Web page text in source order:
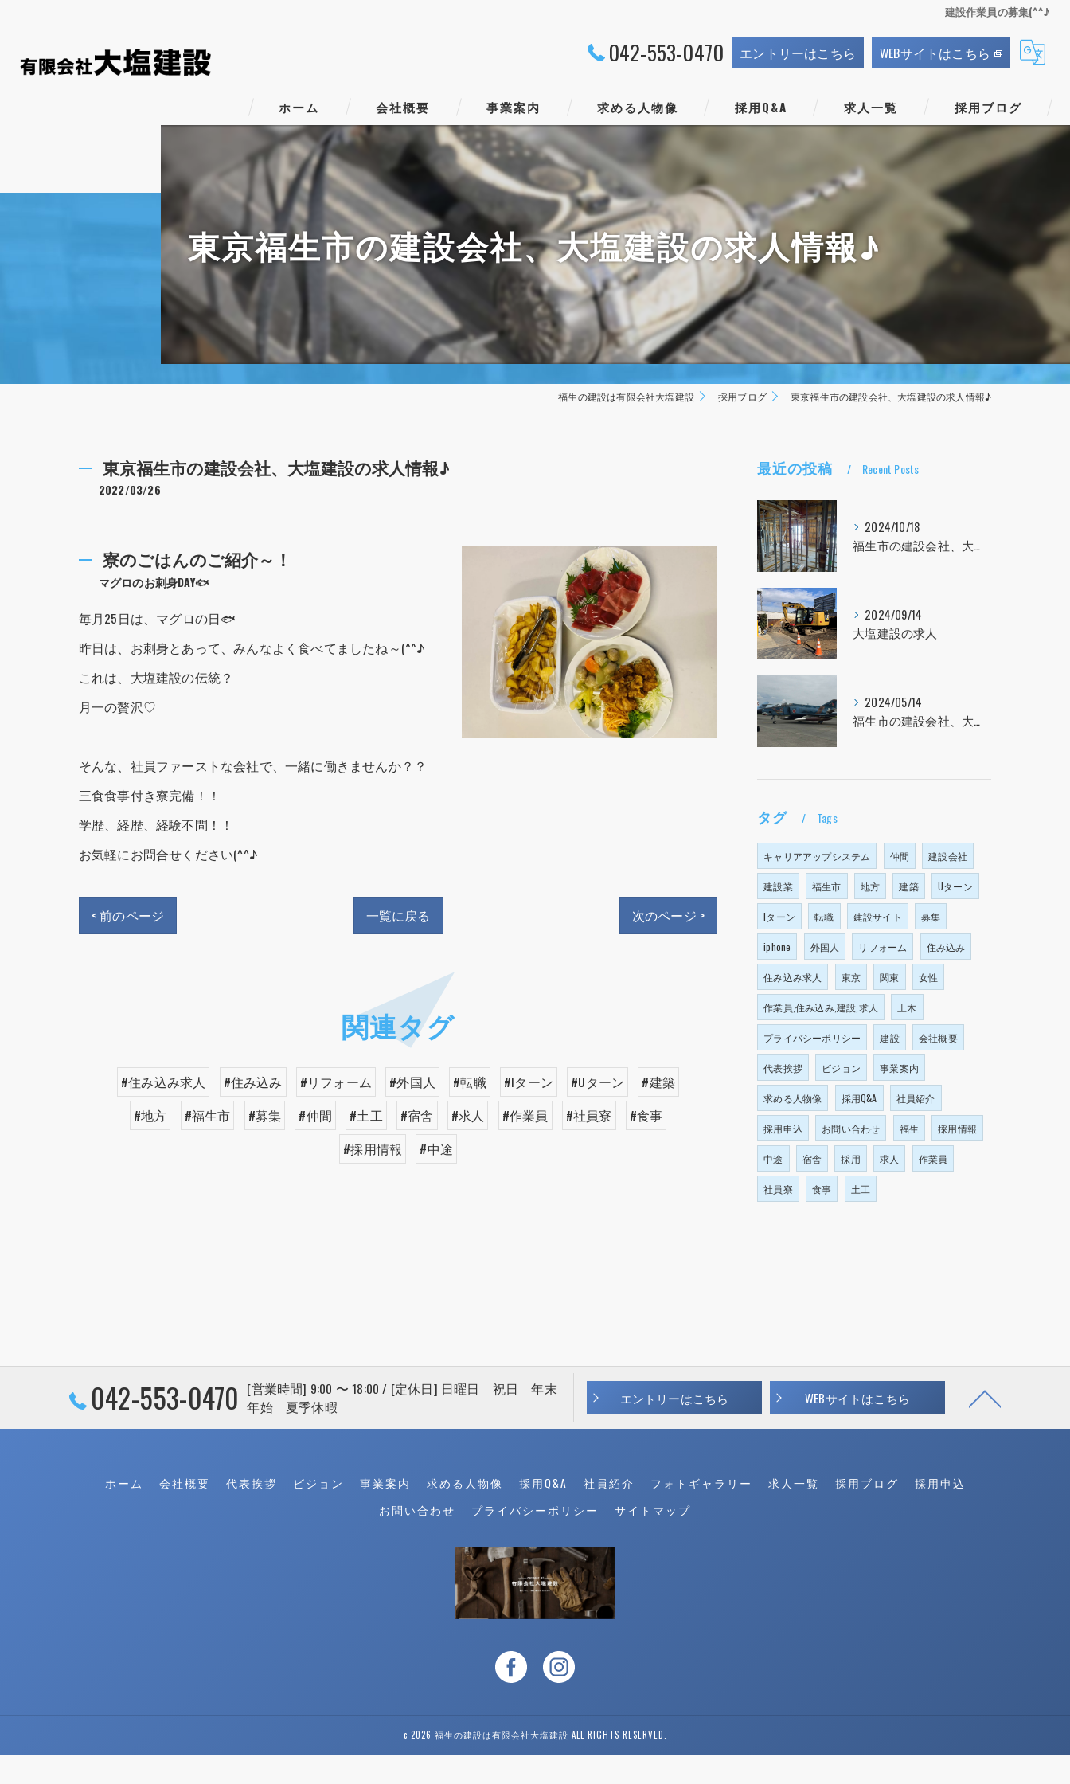
建設作業員の募集(^^♪
042-553-0470 エントリーはこちら WEBサイトはこちら
ホーム 会社概要
代表挨拶
ビジョン
事業案内 求める人物像 採用Q&A 求人一覧 採用ブログ
東京福生市の建設会社、大塩建設の求人情報♪
福生の建設は有限会社大塩建設 採用ブログ 東京福生市の建設会社、大塩建設の求人情報♪
東京福生市の建設会社、大塩建設の求人情報♪
2022/03/26
寮のごはんのご紹介～！
マグロのお刺身DAY🐟
毎月25日は、マグロの日🐟
昨日は、お刺身とあって、みんなよく食べてましたね～(^^♪
これは、大塩建設の伝統？
月一の贅沢♡
そんな、社員ファーストな会社で、一緒に働きませんか？？
三食食事付き寮完備！！
学歴、経歴、経験不問！！
お気軽にお問合せください(^^♪
< 前のページ 一覧に戻る 次のページ >
関連タグ
#住み込み求人 #住み込み #リフォーム #外国人 #転職 #Iターン #Uターン
#建築
#地方
#福生市 #募集 #仲間 #土工 #宿舎 #求人 #作業員 #社員寮
#食事
#採用情報
#中途
最近の投稿 Recent Posts
2024/10/18
福生市の建設会社、大塩建設の求人！！！
2024/09/14
大塩建設の求人
2024/05/14
福生市の建設会社、大塩建設の求人！！！
タグ Tags
キャリアアップシステム 仲間 建設会社
建設業 福生市 地方 建築 Uターン
Iターン 転職 建設サイト 募集
iphone 外国人 リフォーム 住み込み
住み込み求人 東京 関東 女性
作業員,住み込み,建設,求人 土木
プライバシーポリシー 建設 会社概要
代表挨拶 ビジョン 事業案内
求める人物像 採用Q&A 社員紹介
採用申込 お問い合わせ 福生 採用情報
中途 宿舎 採用 求人 作業員
社員寮 食事 土工
042-553-0470 [営業時間] 9:00 〜 18:00 / [定休日] 日曜日 祝日 年末
年始 夏季休暇
エントリーはこちら WEBサイトはこちら
ホーム 会社概要 代表挨拶 ビジョン 事業案内 求める人物像 採用Q&A 社員紹介 フォトギャラリー 求人一覧 採用ブログ
採用申込
お問い合わせ
プライバシーポリシー サイトマップ
c 2026 福生の建設は有限会社大塩建設 ALL RIGHTS RESERVED.